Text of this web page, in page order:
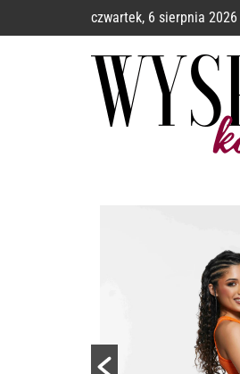
czwartek, 6 sierpnia 2026